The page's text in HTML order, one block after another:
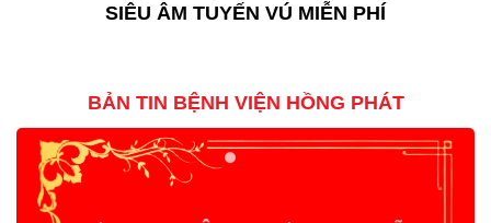
SIÊU ÂM TUYẾN VÚ MIỄN PHÍ
BẢN TIN BỆNH VIỆN HỒNG PHÁT
☀️Tư vấn & Siêu Âm Tuyến Giáp Miễn Phí
cùng Thầy thuốc Ưu tú, BSCKII Trần Văn